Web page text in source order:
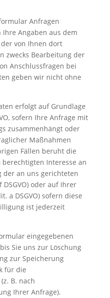
Anfragen
Angaben aus dem
von Ihnen dort
zwecks Bearbeitung der
Anschlussfragen bei
geben wir nicht ohne
erfolgt auf Grundlage
sofern Ihre Anfrage mit
zusammenhängt oder
Maßnahmen
Fällen beruht die
Interesse an
der an uns gerichteten
oder auf Ihrer
a DSGVO) sofern diese
ist jederzeit
eingegebenen
Sie uns zur Löschung
zur Speicherung
für die
B. nach
Ihrer Anfrage).